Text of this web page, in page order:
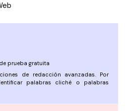
prueba gratuita
de redacción avanzadas. Por
palabras cliché o palabras